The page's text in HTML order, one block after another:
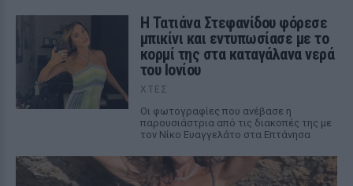
Η Τατιάνα Στεφανίδου φόρεσε
μπικίνι και εντυπωσίασε με το
κορμί της στα καταγάλανα νερά
του Ιονίου
ΧΤΕΣ
Οι φωτογραφίες που ανέβασε η
παρουσιάστρια από τις διακοπές της με
τον Νίκο Ευαγγελάτο στα Επτάνησα